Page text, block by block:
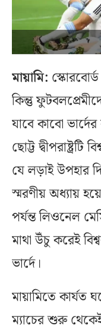
মায়ামি:
কিন্তু
যাবে কাবো
ছোট্ট দ্বীপরাষ্ট্রটি
যে লড়াই উপহার
স্মরণীয় অধ্যায়
পর্যন্ত লিওনেল
মাথা উঁচু করেই
ভার্দে।
মায়ামিতে কার্যত
ম্যাচের শুরু